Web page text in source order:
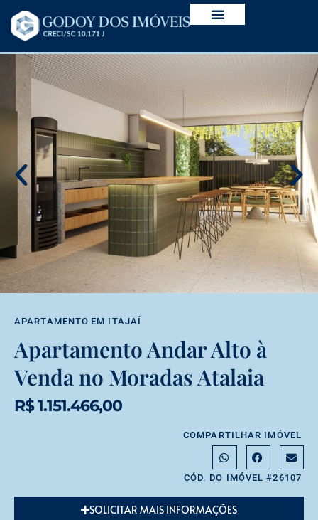
APARTAMENTO EM ITAJAÍ
Apartamento Andar Alto à
Venda no Moradas Atalaia
R$ 1.151.466,00
COMPARTILHAR IMÓVEL
CÓD. DO IMÓVEL #26107
SOLICITAR MAIS INFORMAÇÕES